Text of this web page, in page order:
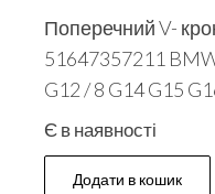
Поперечний V-
51647357211
G12 / 8 G14 G15
Є в наявності
Додати в кошик